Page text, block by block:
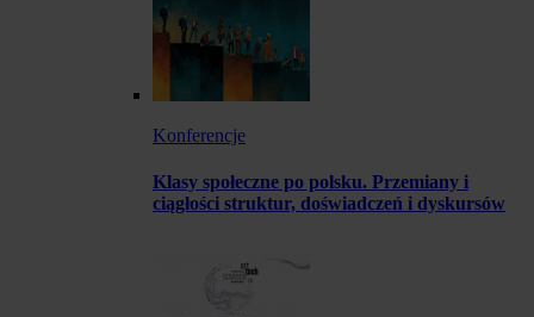
Konferencje
Klasy społeczne po polsku. Przemiany i
ciągłości struktur, doświadczeń i dyskursów